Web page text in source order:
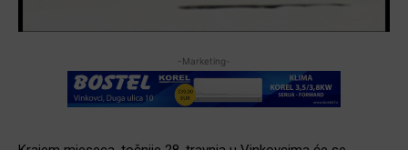
-Marketing-